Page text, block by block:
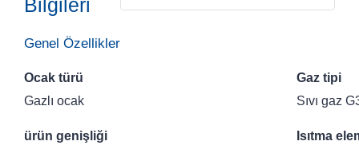
Bilgileri
Genel Özellikler
Ocak türü
Gazlı ocak
Gaz tipi
Sıvı gaz
ürün genişliği
Isıtma